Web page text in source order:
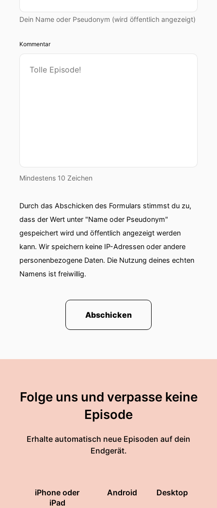
Dein Name oder Pseudonym (wird öffentlich angezeigt)
Kommentar
Mindestens 10 Zeichen
Durch das Abschicken des Formulars stimmst du zu,
dass der Wert unter "Name oder Pseudonym"
gespeichert wird und öffentlich angezeigt werden
kann. Wir speichern keine IP-Adressen oder andere
personenbezogene Daten. Die Nutzung deines echten
Namens ist freiwillig.
Abschicken
Folge uns und verpasse keine
Episode
Erhalte automatisch neue Episoden auf dein
Endgerät.
iPhone oder
iPad
Android Desktop